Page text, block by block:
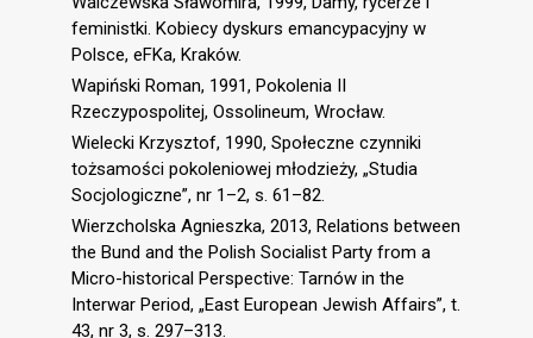
feministki. Kobiecy dyskurs emancypacyjny w
Polsce, eFKa, Kraków.
Wapiński Roman, 1991, Pokolenia II
Rzeczypospolitej, Ossolineum, Wrocław.
Wielecki Krzysztof, 1990, Społeczne czynniki
tożsamości pokoleniowej młodzieży, „Studia
Socjologiczne”, nr 1–2, s. 61–82.
Wierzcholska Agnieszka, 2013, Relations between
the Bund and the Polish Socialist Party from a
Micro-historical Perspective: Tarnów in the
Interwar Period, „East European Jewish Affairs”, t.
43, nr 3, s. 297–313.